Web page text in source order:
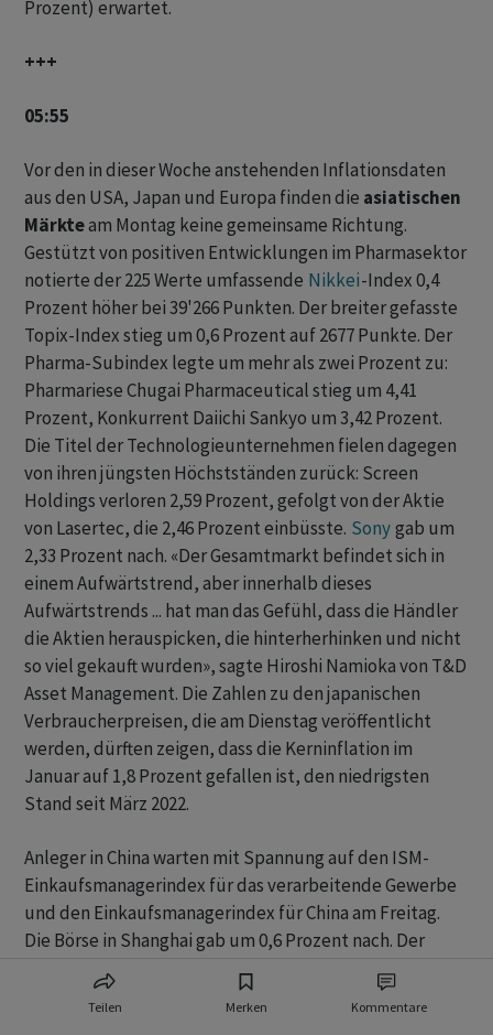
Teilen Merken Kommentare
Prozent) erwartet.
+++
05:55
Vor den in dieser Woche anstehenden Inflationsdaten
aus den USA, Japan und Europa finden die asiatischen
Märkteam Montag keine gemeinsame Richtung.
Gestützt von positiven Entwicklungen im Pharmasektor
notierte der 225 Werte umfassende Nikkei-Index 0,4
Prozent höher bei 39'266 Punkten. Der breiter gefasste
Topix-Index stieg um 0,6 Prozent auf 2677 Punkte. Der
Pharma-Subindex legte um mehr als zwei Prozent zu:
Pharmariese Chugai Pharmaceutical stieg um 4,41
Prozent, Konkurrent Daiichi Sankyo um 3,42 Prozent.
Die Titel der Technologieunternehmen fielen dagegen
von ihren jüngsten Höchstständen zurück: Screen
Holdings verloren 2,59 Prozent, gefolgt von der Aktie
von Lasertec, die 2,46 Prozent einbüsste. Sonygab um
2,33 Prozent nach. «Der Gesamtmarkt befindet sich in
einem Aufwärtstrend, aber innerhalb dieses
Aufwärtstrends ... hat man das Gefühl, dass die Händler
die Aktien herauspicken, die hinterherhinken und nicht
so viel gekauft wurden», sagte Hiroshi Namioka von T&D
Asset Management. Die Zahlen zu den japanischen
Verbraucherpreisen, die am Dienstag veröffentlicht
werden, dürften zeigen, dass die Kerninflation im
Januar auf 1,8 Prozent gefallen ist, den niedrigsten
Stand seit März 2022.
Anleger in China warten mit Spannung auf den ISM-
Einkaufsmanagerindex für das verarbeitende Gewerbe
und den Einkaufsmanagerindex für China am Freitag.
Die Börse in Shanghai gab um 0,6 Prozent nach. Der
Index der wichtigsten Unternehmen in Shanghai und
Shenzhen verlor 0,7 Prozent.